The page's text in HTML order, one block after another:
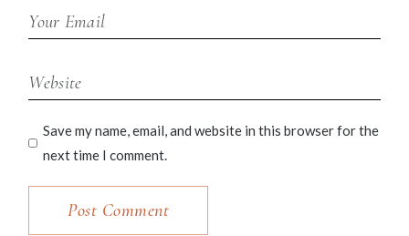
Save my name, email, and website in this browser for the
next time I comment.
Post Comment